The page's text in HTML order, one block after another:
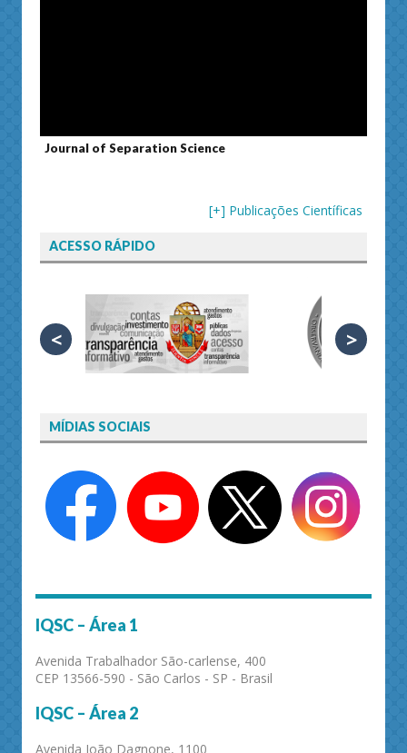
Journal of Separation Science
[+] Publicações Científicas
ACESSO RÁPIDO
< >
MÍDIAS SOCIAIS
IQSC – Área 1
Avenida Trabalhador São-carlense, 400
CEP 13566-590 - São Carlos - SP - Brasil
IQSC – Área 2
Avenida João Dagnone, 1100